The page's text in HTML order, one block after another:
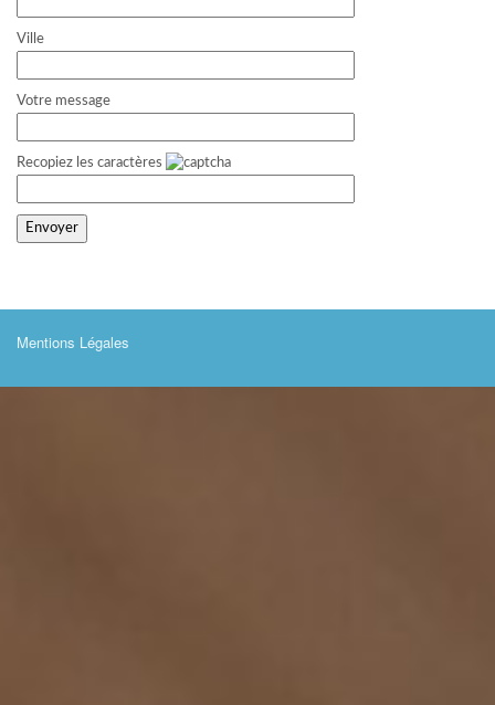
Ville
Votre message
Recopiez les caractères
Mentions Légales